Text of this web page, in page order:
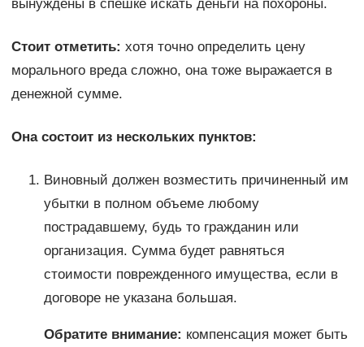
вынуждены в спешке искать деньги на похороны.
Стоит отметить: хотя точно определить цену
морального вреда сложно, она тоже выражается в
денежной сумме.
Она состоит из нескольких пунктов:
Виновный должен возместить причиненный им
убытки в полном объеме любому
пострадавшему, будь то гражданин или
организация. Сумма будет равняться
стоимости поврежденного имущества, если в
договоре не указана большая.
Обратите внимание: компенсация может быть